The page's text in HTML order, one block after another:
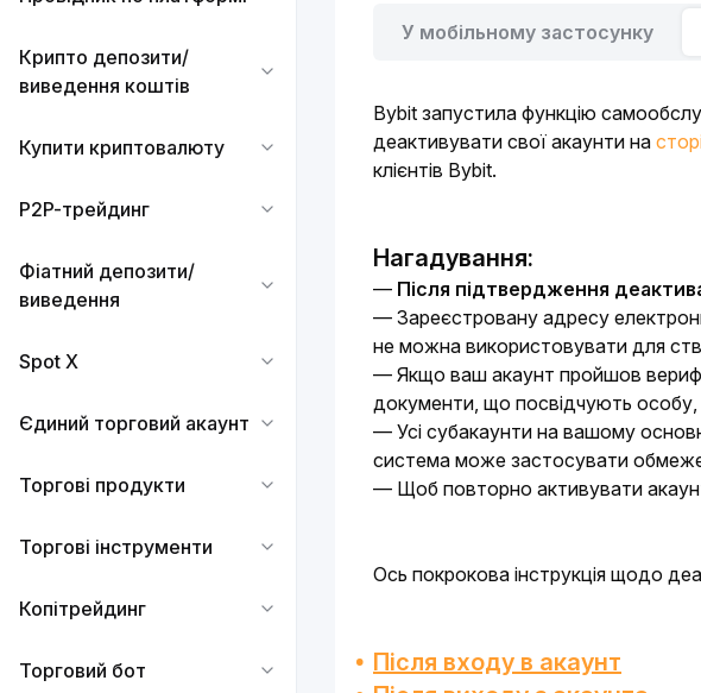
Крипто депозити/
виведення коштів
Купити криптовалюту
P2P-трейдинг
Фіатний депозити/
виведення
Spot X
Єдиний торговий акаунт
Торгові продукти
Торгові інструменти
Копітрейдинг
Торговий бот
У мобільному застосунку
Bybit запустилa функцію
деактивувати свої акаунти на
клієнтів Bybit.
Нагадування:
— Після підтвердження
— Зареєстровану адресу
не можна використовувати для
— Якщо ваш акаунт пройшов
документи, що посвідчують особу,
— Усі субакаунти на вашому
система може застосувати
— Щоб повторно активувати
Ось покрокова інструкція щодо
Після входу в акаунт